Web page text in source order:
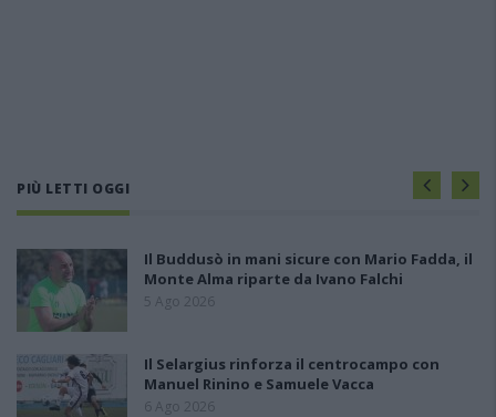
PIÙ LETTI OGGI
Il Buddusò in mani sicure con Mario Fadda, il
Monte Alma riparte da Ivano Falchi
5 Ago 2026
Il Selargius rinforza il centrocampo con
Manuel Rinino e Samuele Vacca
6 Ago 2026